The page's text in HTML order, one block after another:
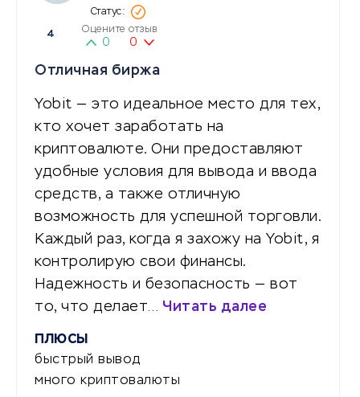
4 Оцените отзыв
0 0
Отличная биржа
Yobit — это идеальное место для тех,
кто хочет заработать на
криптовалюте. Они предоставляют
удобные условия для вывода и ввода
средств, а также отличную
возможность для успешной торговли.
Каждый раз, когда я захожу на Yobit, я
контролирую свои финансы.
Надежность и безопасность — вот
то, что делает… Читать далее
ПЛЮСЫ
быстрый вывод
много криптовалюты